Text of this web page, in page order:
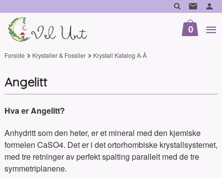
til
innholdet
0
Forside Krystaller & Fossiler Krystall Katalog A-Å
Angelitt
Hva er Angelitt?
Anhydritt som den heter, er et mineral med den kjemiske
formelen CaSO4. Det er i det ortorhombiske krystallsystemet,
med tre retninger av perfekt spalting parallelt med de tre
symmetriplanene.